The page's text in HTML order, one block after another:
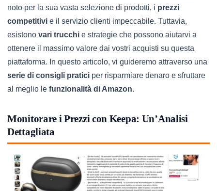
noto per la sua vasta selezione di prodotti, i prezzi
competitivi e il servizio clienti impeccabile. Tuttavia,
esistono vari trucchi e strategie che possono aiutarvi a
ottenere il massimo valore dai vostri acquisti su questa
piattaforma. In questo articolo, vi guideremo attraverso una
serie di consigli pratici per risparmiare denaro e sfruttare
al meglio le funzionalità di Amazon.
Monitorare i Prezzi con Keepa: Un’Analisi
Dettagliata